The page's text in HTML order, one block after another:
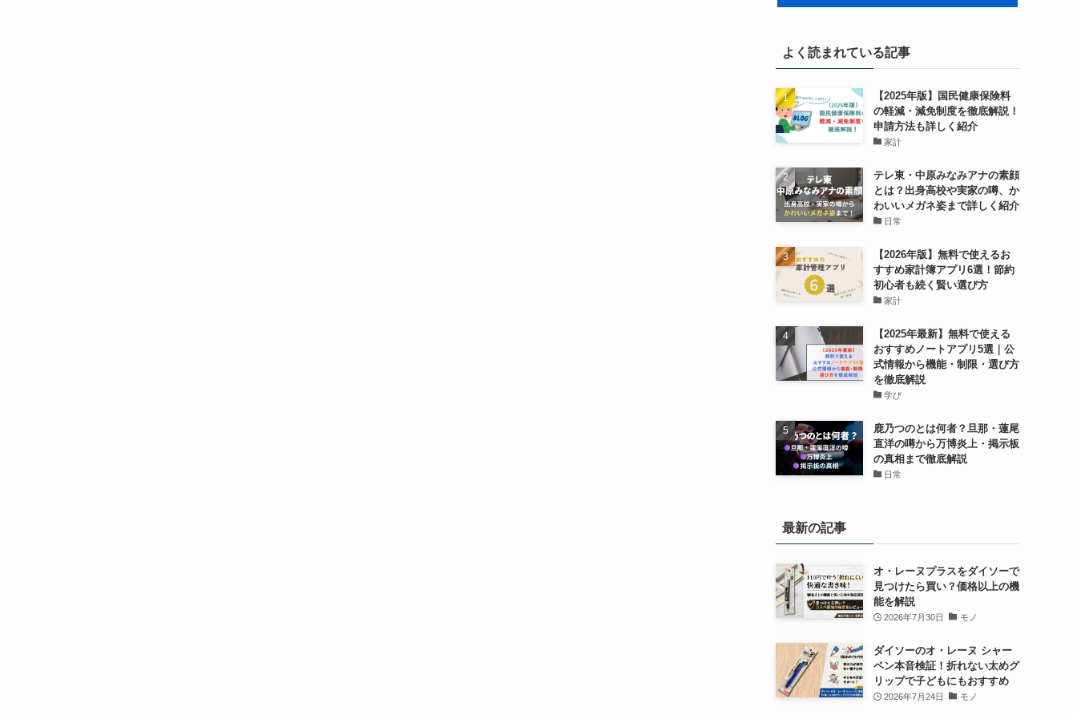
よく読まれている記事
【2025年版】国民健康保険料
の軽減・減免制度を徹底解説！
申請方法も詳しく紹介
家計
テレ東・中原みなみアナの素顔
とは？出身高校や実家の噂、か
わいいメガネ姿まで詳しく紹介
日常
【2026年版】無料で使えるお
すすめ家計簿アプリ6選！節約
初心者も続く賢い選び方
家計
【2025年最新】無料で使える
おすすめノートアプリ5選｜公
式情報から機能・制限・選び方
を徹底解説
学び
鹿乃つのとは何者？旦那・蓮尾
直洋の噂から万博炎上・掲示板
の真相まで徹底解説
日常
最新の記事
オ・レーヌプラスをダイソーで
見つけたら買い？価格以上の機
能を解説
2026年7月30日 モノ
ダイソーのオ・レーヌ シャー
ペン本音検証！折れない太めグ
リップで子どもにもおすすめ
2026年7月24日 モノ